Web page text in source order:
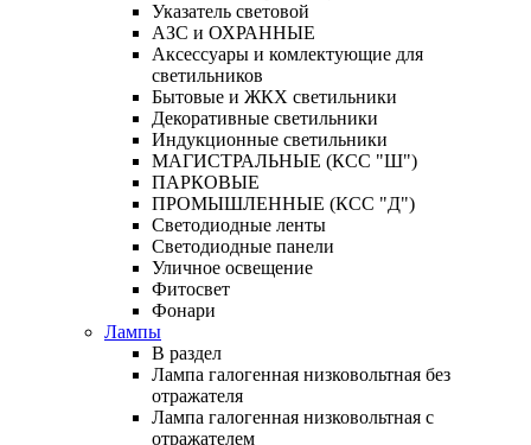
Указатель световой
АЗС и ОХРАННЫЕ
Аксессуары и комлектующие для
светильников
Бытовые и ЖКХ светильники
Декоративные светильники
Индукционные светильники
МАГИСТРАЛЬНЫЕ (КСС "Ш")
ПАРКОВЫЕ
ПРОМЫШЛЕННЫЕ (КСС "Д")
Светодиодные ленты
Светодиодные панели
Уличное освещение
Фитосвет
Фонари
Лампы
В раздел
Лампа галогенная низковольтная без
отражателя
Лампа галогенная низковольтная с
отражателем